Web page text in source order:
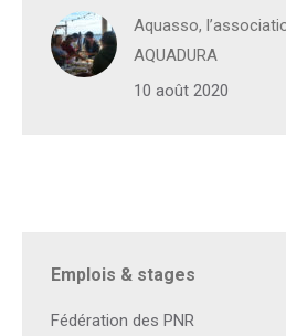
Aquasso,
AQUADURA
10 août 2020
Emplois & stages
Fédération des PNR